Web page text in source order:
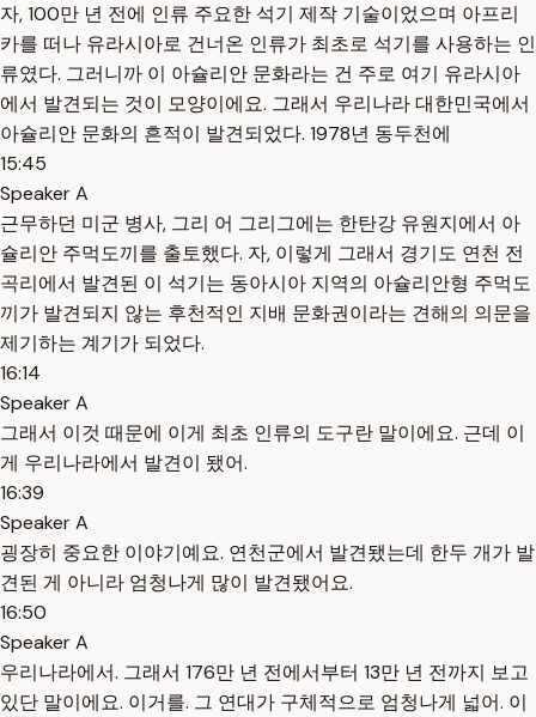
자, 100만 년 전에 인류 주요한 석기 제작 기술이었으며 아프리
카를 떠나 유라시아로 건너온 인류가 최초로 석기를 사용하는 인
류였다. 그러니까 이 아슐리안 문화라는 건 주로 여기 유라시아
에서 발견되는 것이 모양이에요. 그래서 우리나라 대한민국에서
아슐리안 문화의 흔적이 발견되었다. 1978년 동두천에
15:45
Speaker A
근무하던 미군 병사, 그리 어 그리그에는 한탄강 유원지에서 아
슐리안 주먹도끼를 출토했다. 자, 이렇게 그래서 경기도 연천 전
곡리에서 발견된 이 석기는 동아시아 지역의 아슐리안형 주먹도
끼가 발견되지 않는 후천적인 지배 문화권이라는 견해의 의문을
제기하는 계기가 되었다.
16:14
Speaker A
그래서 이것 때문에 이게 최초 인류의 도구란 말이에요. 근데 이
게 우리나라에서 발견이 됐어.
16:39
Speaker A
굉장히 중요한 이야기예요. 연천군에서 발견됐는데 한두 개가 발
견된 게 아니라 엄청나게 많이 발견됐어요.
16:50
Speaker A
우리나라에서. 그래서 176만 년 전에서부터 13만 년 전까지 보고
있단 말이에요. 이거를. 그 연대가 구체적으로 엄청나게 넓어. 이